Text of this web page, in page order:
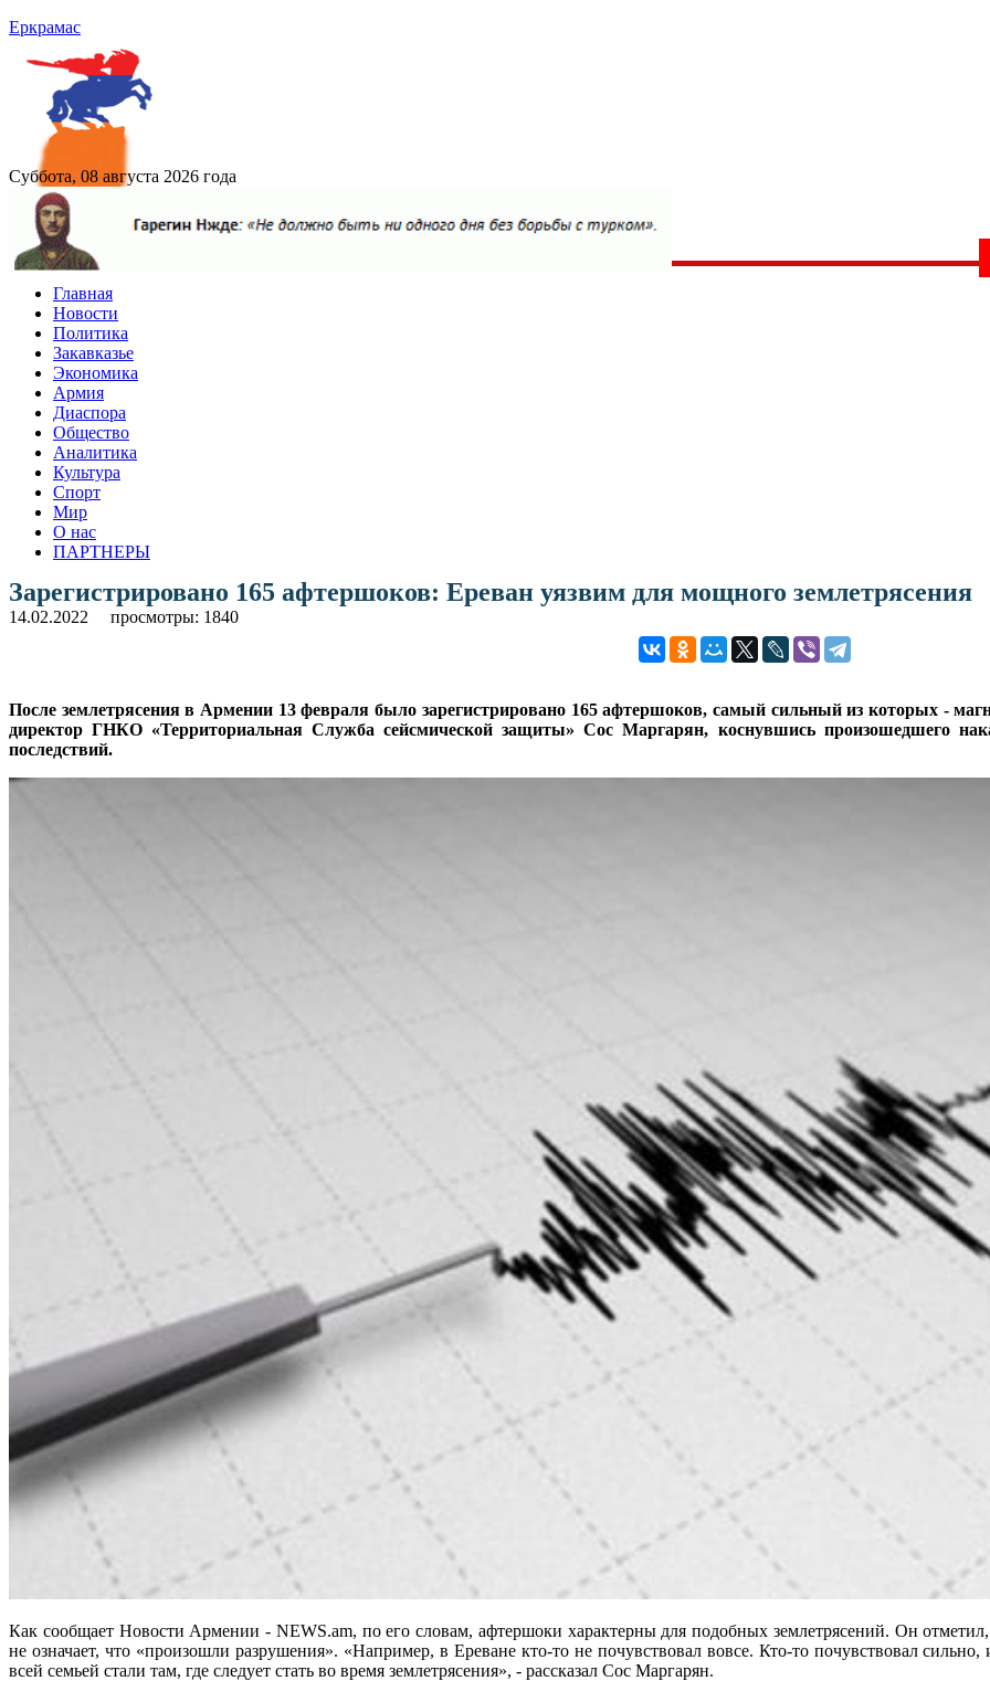
Еркрамас
Суббота, 08 августа 2026 года
Главная
Новости
Политика
Закавказье
Экономика
Армия
Диаспора
Общество
Аналитика
Культура
Спорт
Мир
О нас
ПАРТНЕРЫ
Зарегистрировано 165 афтершоков: Ереван уязвим для мощного землетрясения
14.02.2022 просмотры: 1840
После землетрясения в Армении 13 февраля было зарегистрировано 165 афтершоков, самый сильный из которых -
директор ГНКО «Территориальная Служба сейсмической защиты» Сос Маргарян, коснувшись произошедшего
последствий.
Как сообщает Новости Армении - NEWS.am, по его словам, афтершоки характерны для подобных землетрясений. Он
не означает, что «произошли разрушения». «Например, в Ереване кто-то не почувствовал вовсе. Кто-то почувствовал
всей семьей стали там, где следует стать во время землетрясения», - рассказал Сос Маргарян.